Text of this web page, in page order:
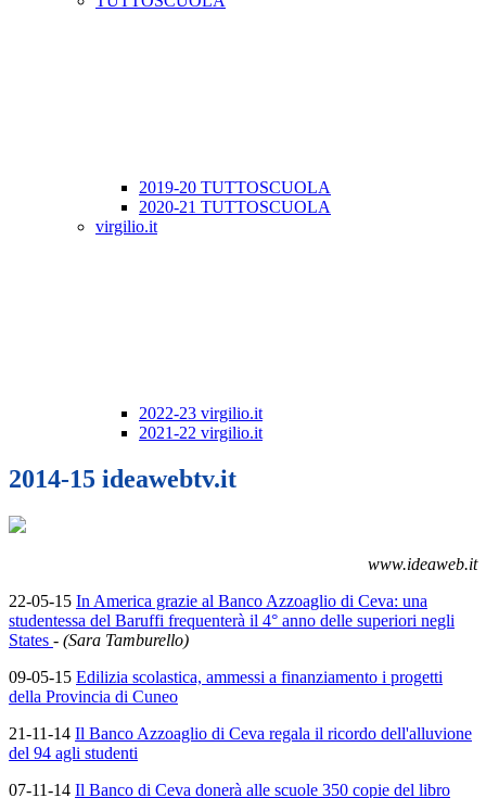
2019-20 TUTTOSCUOLA
2020-21 TUTTOSCUOLA
virgilio.it
2022-23 virgilio.it
2021-22 virgilio.it
2014-15 ideawebtv.it
www.ideaweb.it
22-05-15 In America grazie al Banco Azzoaglio di Ceva: una
studentessa del Baruffi frequenterà il 4° anno delle superiori negli
States - (Sara Tamburello)
09-05-15 Edilizia scolastica, ammessi a finanziamento i progetti
della Provincia di Cuneo
21-11-14 Il Banco Azzoaglio di Ceva regala il ricordo dell'alluvione
del 94 agli studenti
07-11-14 Il Banco di Ceva donerà alle scuole 350 copie del libro